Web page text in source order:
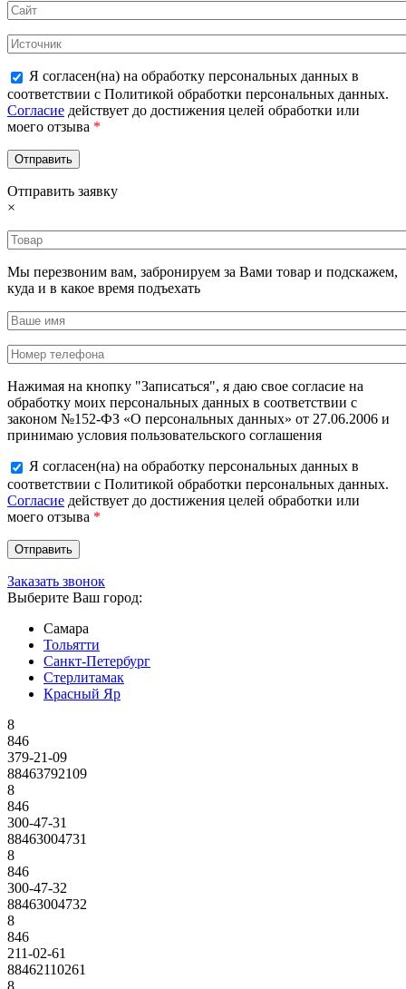
Я согласен(на) на обработку персональных данных в
соответствии с Политикой обработки персональных данных.
Согласие действует до достижения целей обработки или
моего отзыва *
Отправить заявку
×
Мы перезвоним вам, забронируем за Вами товар и подскажем,
куда и в какое время подъехать
Нажимая на кнопку "Записаться", я даю свое согласие на
обработку моих персональных данных в соответствии с
законом №152-ФЗ «О персональных данных» от 27.06.2006 и
принимаю условия пользовательского соглашения
Я согласен(на) на обработку персональных данных в
соответствии с Политикой обработки персональных данных.
Согласие действует до достижения целей обработки или
моего отзыва *
Заказать звонок
Выберите Ваш город:
Самара
Тольятти
Санкт-Петербург
Стерлитамак
Красный Яр
8
846
379-21-09
88463792109
8
846
300-47-31
88463004731
8
846
300-47-32
88463004732
8
846
211-02-61
88462110261
8